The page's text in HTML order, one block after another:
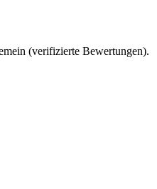
(verifizierte Bewertungen).